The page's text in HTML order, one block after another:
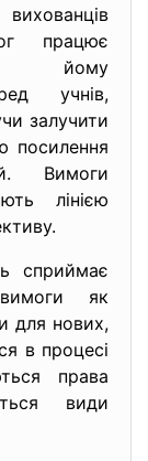
працює
йому
учнів,
залучити
посилення
Вимоги
лінією
сприймає
вимоги як
для нових,
в процесі
права
види